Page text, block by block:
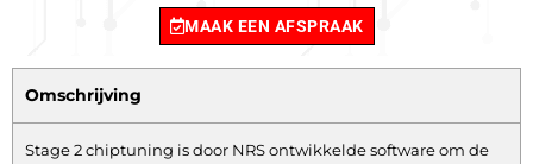
MAAK EEN AFSPRAAK
Omschrijving
Stage 2 chiptuning is door NRS ontwikkelde software om de